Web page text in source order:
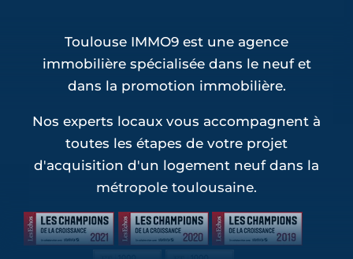
Toulouse IMMO9 est une agence
immobilière spécialisée dans le neuf et
dans la promotion immobilière.
Nos experts locaux vous accompagnent à
toutes les étapes de votre projet
d'acquisition d'un logement neuf dans la
métropole toulousaine.